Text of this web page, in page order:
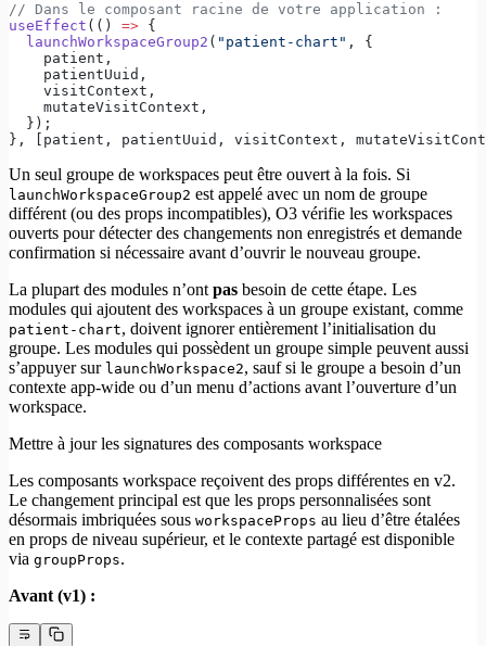
// Dans le composant racine de votre application :
useEffect (() => {
  launchWorkspaceGroup2
( "patient-chart" , {
    patient,
    patientUuid,
    visitContext,
    mutateVisitContext,
  });
}, [patient, patientUuid, visitContext,
Un seul groupe de workspaces peut être ouvert à la fois. Si
launchWorkspaceGroup2 est appelé avec un nom de groupe
différent (ou des props incompatibles), O3 vérifie les workspaces
ouverts pour détecter des changements non enregistrés et demande
confirmation si nécessaire avant d’ouvrir le nouveau groupe.
La plupart des modules n’ontpas besoin de cette étape. Les
modules qui ajoutent des workspaces à un groupe existant, comme
patient-chart, doivent ignorer entièrement l’initialisation du
groupe. Les modules qui possèdent un groupe simple peuvent aussi
s’appuyer sur launchWorkspace2, sauf si le groupe a besoin d’un
contexte app-wide ou d’un menu d’actions avant l’ouverture d’un
workspace.
Mettre à jour les signatures des composants workspace
Les composants workspace reçoivent des props différentes en v2.
Le changement principal est que les props personnalisées sont
désormais imbriquées sous workspaceProps au lieu d’être étalées
en props de niveau supérieur, et le contexte partagé est disponible
via groupProps.
Avant (v1) :